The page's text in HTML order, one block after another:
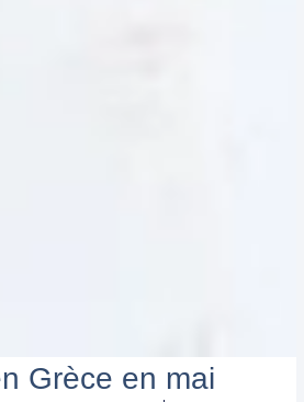
Grèce en mai